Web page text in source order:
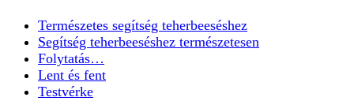
Természetes segítség teherbeeséshez
Segítség teherbeeséshez természetesen
Folytatás…
Lent és fent
Testvérke